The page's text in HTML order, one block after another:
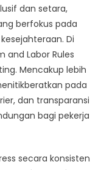
dan setara,
berfokus pada
Di
and Labor Rules
Mencakup lebih
pada
dan transparansi
bagi pekerja
secara konsisten